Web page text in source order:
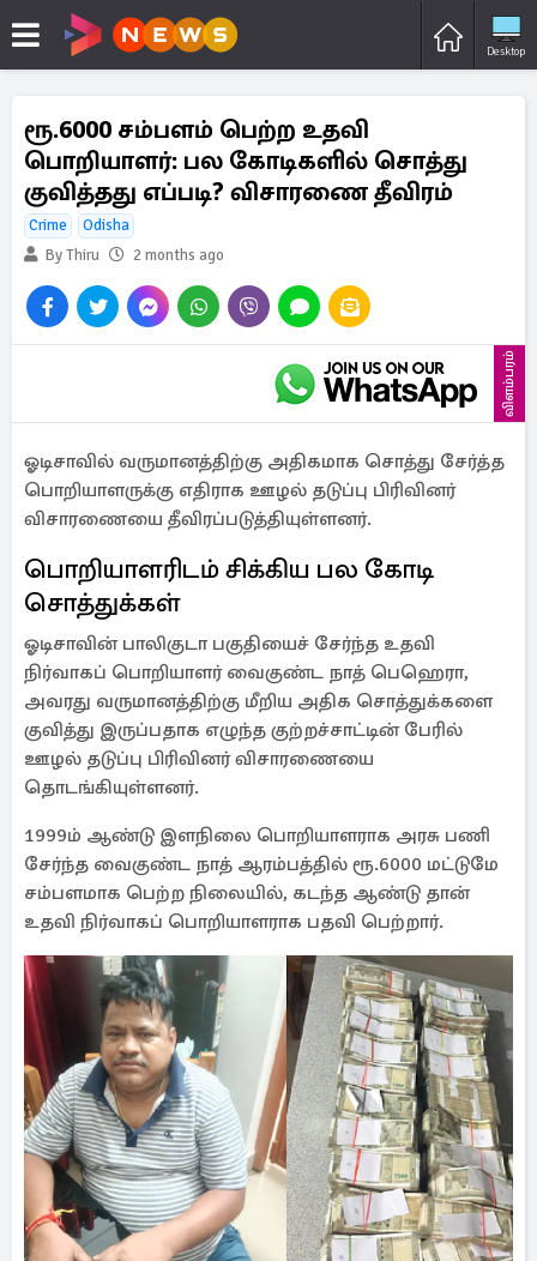
Desktop
ரூ.6000 சம்பளம் பெற்ற உதவி
பொறியாளர்: பல கோடிகளில் சொத்து
குவித்தது எப்படி? விசாரணை தீவிரம்
Crime
Odisha
By Thiru
2 months ago
விளம்பரம்
ஓடிசாவில் வருமானத்திற்கு அதிகமாக சொத்து சேர்த்த
பொறியாளருக்கு எதிராக ஊழல் தடுப்பு பிரிவினர்
விசாரணையை தீவிரப்படுத்தியுள்ளனர்.
பொறியாளரிடம் சிக்கிய பல கோடி
சொத்துக்கள்
ஓடிசாவின் பாலிகுடா பகுதியைச் சேர்ந்த உதவி
நிர்வாகப் பொறியாளர் வைகுண்ட நாத் பெஹெரா,
அவரது வருமானத்திற்கு மீறிய அதிக சொத்துக்களை
குவித்து இருப்பதாக எழுந்த குற்றச்சாட்டின் பேரில்
ஊழல் தடுப்பு பிரிவினர் விசாரணையை
தொடங்கியுள்ளனர்.
1999ம் ஆண்டு இளநிலை பொறியாளராக அரசு பணி
சேர்ந்த வைகுண்ட நாத் ஆரம்பத்தில் ரூ.6000 மட்டுமே
சம்பளமாக பெற்ற நிலையில், கடந்த ஆண்டு தான்
உதவி நிர்வாகப் பொறியாளராக பதவி பெற்றார்.